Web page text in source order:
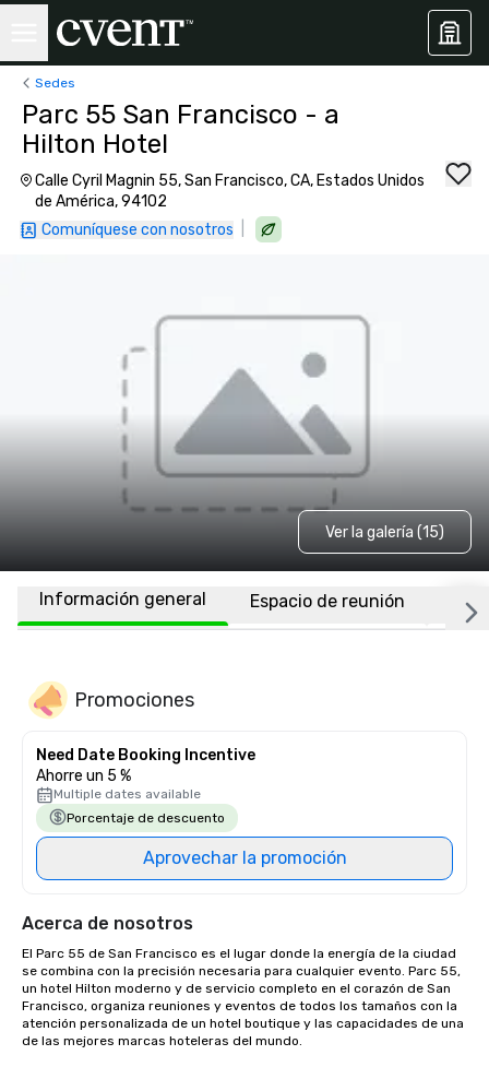
Sedes
Parc 55 San Francisco - a
Hilton Hotel
Calle Cyril Magnin 55, San Francisco, CA, Estados Unidos
de América, 94102
Comuníquese con nosotros
Ver la galería (15)
Información general Espacio de reunión
Promociones
Need Date Booking Incentive
Ahorre un 5 %
Multiple dates available
Porcentaje de descuento
Aprovechar la promoción
Acerca de nosotros
El Parc 55 de San Francisco es el lugar donde la energía de la ciudad
se combina con la precisión necesaria para cualquier evento. Parc 55,
un hotel Hilton moderno y de servicio completo en el corazón de San
Francisco, organiza reuniones y eventos de todos los tamaños con la
atención personalizada de un hotel boutique y las capacidades de una
de las mejores marcas hoteleras del mundo.